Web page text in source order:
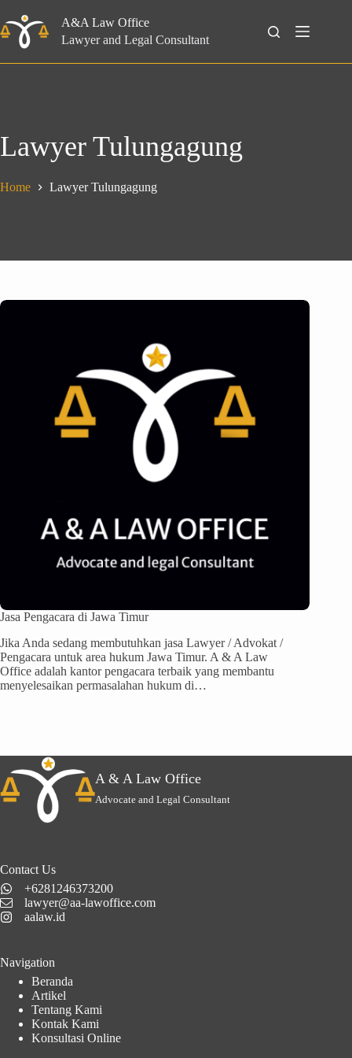
to
content
A&A Law Office
Lawyer and Legal Consultant
Search
Lawyer Tulungagung
Home Lawyer Tulungagung
Jasa Pengacara di Jawa Timur
Jika Anda sedang membutuhkan jasa Lawyer / Advokat /
Pengacara untuk area hukum Jawa Timur. A & A Law
Office adalah kantor pengacara terbaik yang membantu
menyelesaikan permasalahan hukum di…
A & A Law Office
Advocate and Legal Consultant
Contact Us
+6281246373200
lawyer@aa-lawoffice.com
aalaw.id
Navigation
Beranda
Artikel
Tentang Kami
Kontak Kami
Konsultasi Online